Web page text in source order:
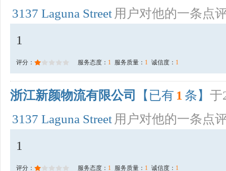
3137 Laguna Street 用户对他的一条点
1
评分： 服务态度： 1 服务质量： 1 诚信度： 1
浙江新颜物流有限公司 【已有 1 条】 于
3137 Laguna Street 用户对他的一条点
1
评分： 服务态度： 1 服务质量： 1 诚信度： 1